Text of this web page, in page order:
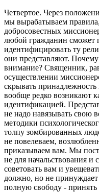
Четвертое. Через
мы вырабатываем
добросовестных
любой гражданин сможет
идентифицировать ту
они представляют.
внимание? Священник,
осуществлении
скрывать
вообще редко возникают
идентификацией.
не надо навязывать свою
методики
толпу зомбированных
не повелеваем,
приказываем вам. Мы
не для начальствования и
советовать вам и
должно, но не принуждает
полную свободу - принять